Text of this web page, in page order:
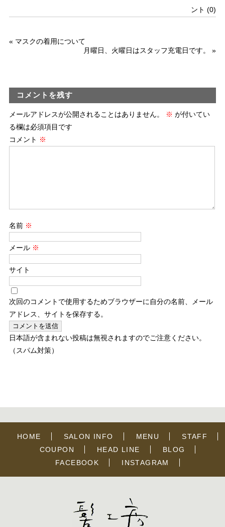
ント (0)
« マスクの着用について
月曜日、火曜日はスタッフ充電日です。
»
コメントを残す
メールアドレスが公開されることはありません。 ※ が付いてい
る欄は必須項目です
コメント ※
名前 ※
メール ※
サイト
次回のコメントで使用するためブラウザーに自分の名前、メール
アドレス、サイトを保存する。
日本語が含まれない投稿は無視されますのでご注意ください。
（スパム対策）
HOME SALON INFO MENU
STAFF
COUPON
HEAD LINE
BLOG
FACEBOOK
INSTAGRAM